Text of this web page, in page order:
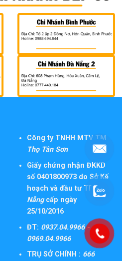
Công ty TNHH MTV TM
Thọ Tân Sơn
Giấy chứng nhận ĐKKD
số 0401800973 do Sở Kế
hoạch và đầu tư TPĐà
Nẵngcấp ngày
25/10/2016
ĐT: 0937.04.9966 -
0969.04.9966
TRỤ SỞ CHÍNH : 666